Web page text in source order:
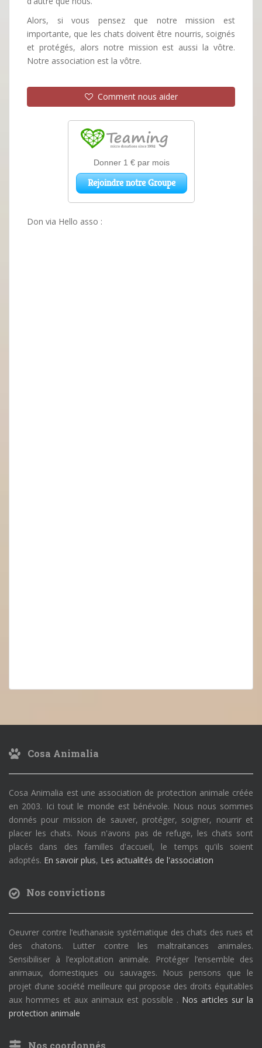
Alors, si vous pensez que notre mission est
importante, que les chats doivent être nourris, soignés
et protégés, alors notre mission est aussi la vôtre.
Notre association est la vôtre.
Comment nous aider
Don via Hello asso :
Cosa Animalia
Cosa Animalia est une association de protection animale créée
en 2003. Ici tout le monde est bénévole. Nous nous sommes
donnés pour mission de sauver, protéger, soigner, nourrir et
placer les chats. Nous n'avons pas de refuge, les chats sont
placés dans des familles d'accueil, le temps qu'ils soient
adoptés. En savoir plus, Les actualités de l'association
Nos convictions
Oeuvrer contre l’euthanasie systématique des chats des rues et
des chatons. Lutter contre les maltraitances animales.
Sensibiliser à l’exploitation animale. Protéger l’ensemble des
animaux, domestiques ou sauvages. Nous pensons que le
projet d’une société meilleure qui propose des droits équitables
aux hommes et aux animaux est possible . Nos articles sur la
protection animale
Nos coordonnés